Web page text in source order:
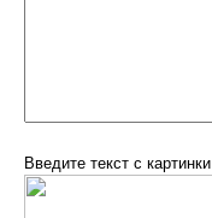
Введите текст с картинки